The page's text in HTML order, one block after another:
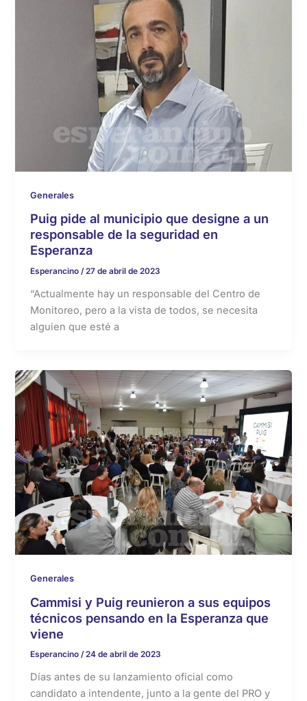
Generales
Puig pide al municipio que designe a un
responsable de la seguridad en
Esperanza
Esperancino/27 de abril de 2023
“Actualmente hay un responsable del Centro de
Monitoreo, pero a la vista de todos, se necesita
alguien que esté a
Generales
Cammisi y Puig reunieron a sus equipos
técnicos pensando en la Esperanza que
viene
Esperancino/24 de abril de 2023
Días antes de su lanzamiento oficial como
candidato a intendente, junto a la gente del PRO y